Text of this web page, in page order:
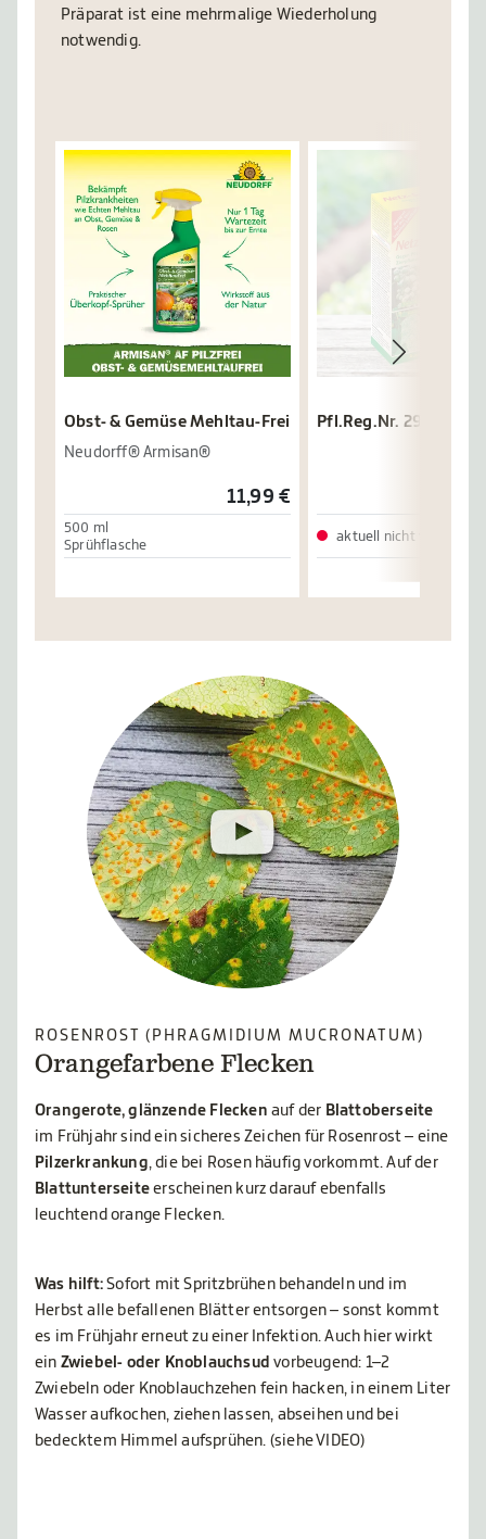
Präparat ist eine mehrmalige Wiederholung
notwendig.
Obst- & Gemüse Mehltau-Frei
Neudorff® Armisan®
11,99 €
500 ml
Sprühflasche
Pfl.Reg.Nr. 2915-901
aktuell nicht verfügbar
ROSENROST (PHRAGMIDIUM MUCRONATUM)
Orangefarbene Flecken
Orangerote, glänzende Flecken auf der Blattoberseite
im Frühjahr sind ein sicheres Zeichen für Rosenrost – eine
Pilzerkrankung, die bei Rosen häufig vorkommt. Auf der
Blattunterseiteerscheinen kurz darauf ebenfalls
leuchtend orange Flecken.
Was hilft:Sofort mit Spritzbrühen behandeln und im
Herbst alle befallenen Blätter entsorgen – sonst kommt
es im Frühjahr erneut zu einer Infektion. Auch hier wirkt
ein Zwiebel- oder Knoblauchsudvorbeugend: 1–2
Zwiebeln oder Knoblauchzehen fein hacken, in einem Liter
Wasser aufkochen, ziehen lassen, abseihen und bei
bedecktem Himmel aufsprühen. (siehe VIDEO)